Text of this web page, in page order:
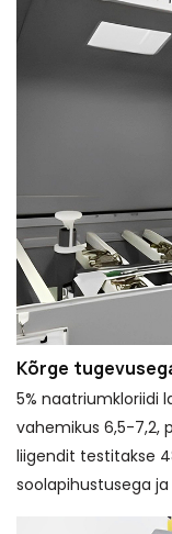
Kõrge
5% naatriumkloriidi
vahemikus 6,5-
liigendit testitakse
soolapihustusega